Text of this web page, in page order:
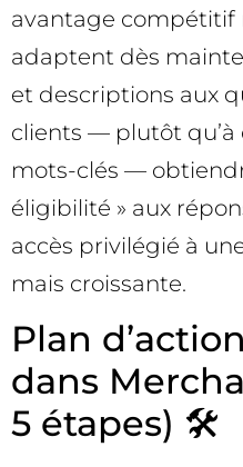
avantage compétitif
adaptent dès
et descriptions aux
clients — plutôt qu’à
mots-clés —
éligibilité » aux
accès privilégié à
mais croissante.
Plan
dans
5 étapes) 🛠️